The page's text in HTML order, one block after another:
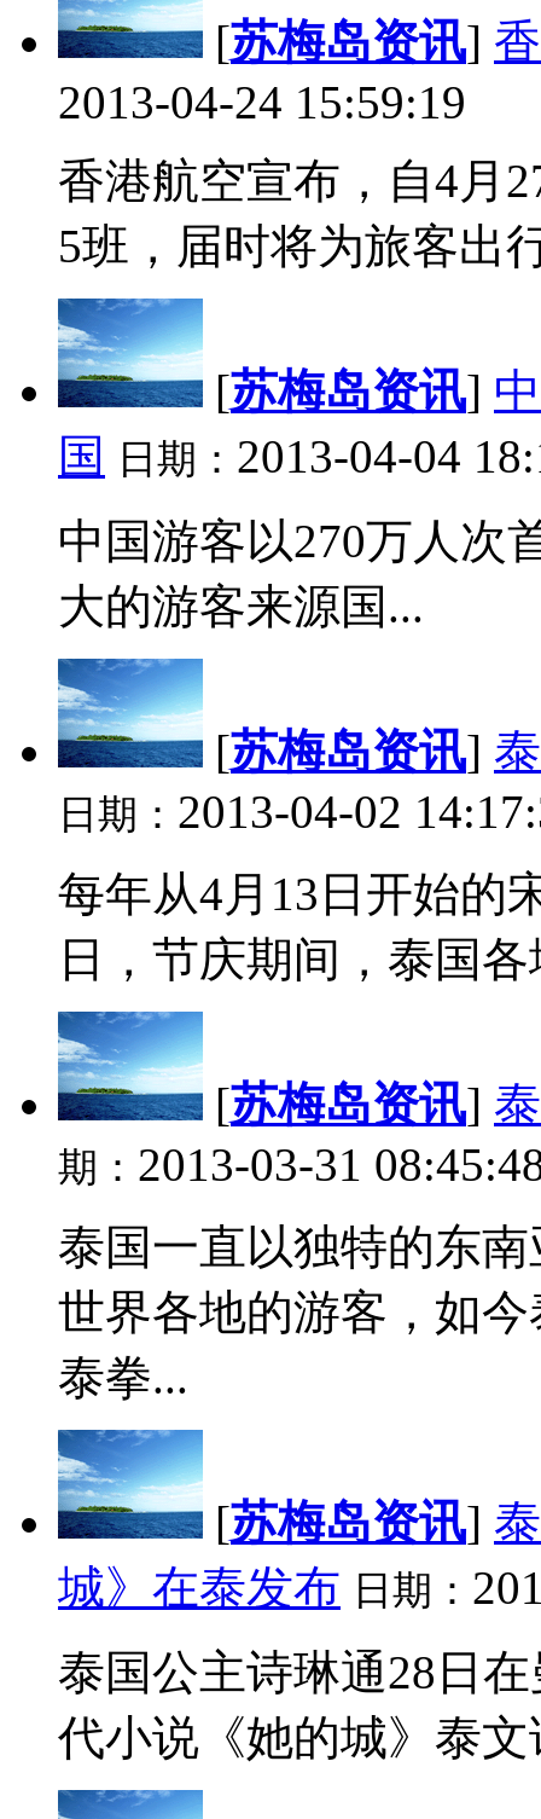
[苏梅岛资讯]
2013-04-24 15:59:19
香港航空宣布，自4月
5班，届时将为旅客出
[苏梅岛资讯]
国
日期： 2013-04-04
中国游客以270万人次
大的游客来源国...
[苏梅岛资讯]
日期： 2013-04-02
每年从4月13日开始的
日，节庆期间，泰国
[苏梅岛资讯]
期： 2013-03-31
泰国一直以独特的东
世界各地的游客，如
泰拳...
[苏梅岛资讯]
城》在泰发布 日期：
泰国公主诗琳通28日
代小说《她的城》泰文